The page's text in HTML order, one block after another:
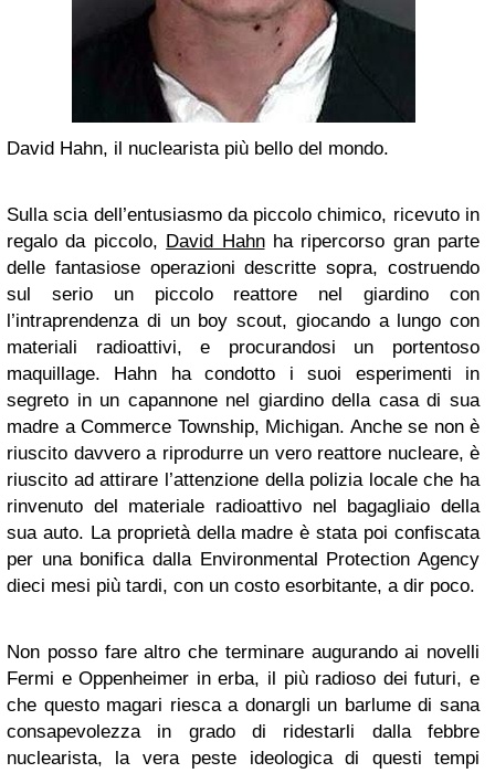
David Hahn, il nuclearista più bello del mondo.
Sulla scia dell’entusiasmo da piccolo chimico, ricevuto in
regalo da piccolo, David Hahnha ripercorso gran parte
delle fantasiose operazioni descritte sopra, costruendo
sul serio un piccolo reattore nel giardino con
l’intraprendenza di un boy scout, giocando a lungo con
materiali radioattivi, e procurandosi un portentoso
maquillage. Hahn ha condotto i suoi esperimenti in
segreto in un capannone nel giardino della casa di sua
madre a Commerce Township, Michigan. Anche se non è
riuscito davvero a riprodurre un vero reattore nucleare, è
riuscito ad attirare l’attenzione della polizia locale che ha
rinvenuto del materiale radioattivo nel bagagliaio della
sua auto. La proprietà della madre è stata poi confiscata
per una bonifica dalla Environmental Protection Agency
dieci mesi più tardi, con un costo esorbitante, a dir poco.
Non posso fare altro che terminare augurando ai novelli
Fermi e Oppenheimer in erba, il più radioso dei futuri, e
che questo magari riesca a donargli un barlume di sana
consapevolezza in grado di ridestarli dalla febbre
nuclearista, la vera peste ideologica di questi tempi